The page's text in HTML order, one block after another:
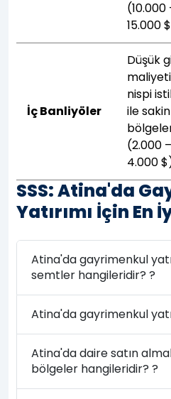
(10.000
15.000
İç Banliyöler
Düşük
nispi
ile sakin
(2.000 –
4.000
SSS: Atina'da
Yatırımı İçin En
Atina'da gayrimenkul
semtler hangileridir? ?
Atina'da gayrimenkul
Atina'da daire satın
bölgeler hangileridir? ?